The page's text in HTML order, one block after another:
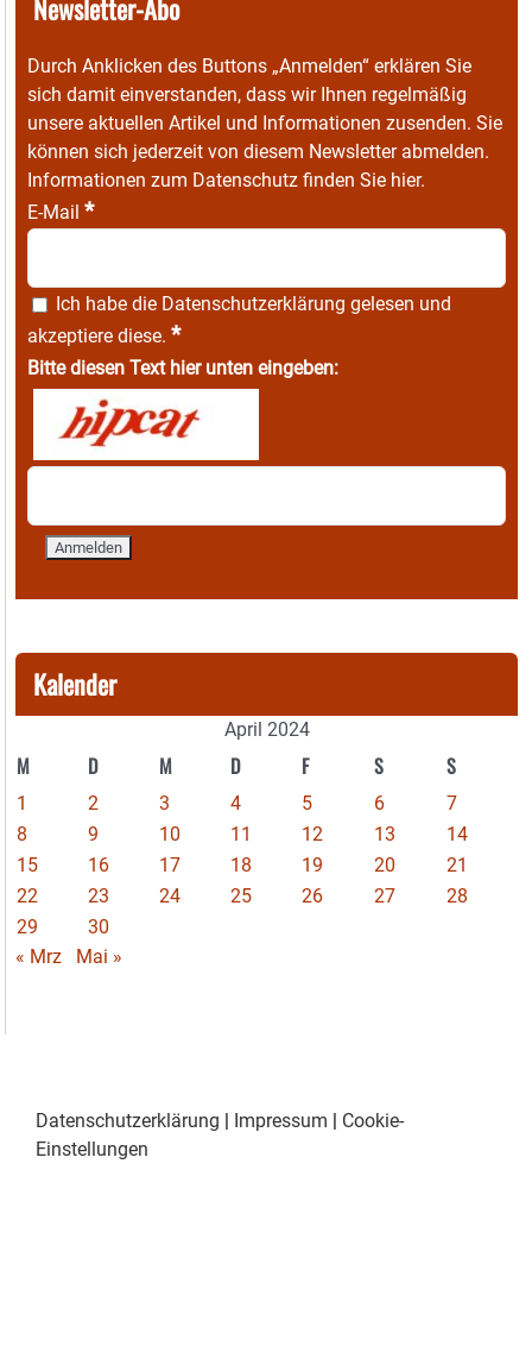
Newsletter-Abo
Durch Anklicken des Buttons „Anmelden“ erklären Sie
sich damit einverstanden, dass wir Ihnen regelmäßig
unsere aktuellen Artikel und Informationen zusenden. Sie
können sich jederzeit von diesem Newsletter abmelden.
Informationen zum Datenschutz finden Sie hier.
E-Mail *
Ich habe die Datenschutzerklärung gelesen und
akzeptiere diese. *
Bitte diesen Text hier unten eingeben:
Kalender
April 2024
M D M D F S S
1 2 3 4 5 6
7
8
9 10 11 12 13
14
15
16 17 18 19 20
21
22
23 24 25 26 27
28
29
30
« Mrz
Mai »
Datenschutzerklärung | Impressum | Cookie-
Einstellungen